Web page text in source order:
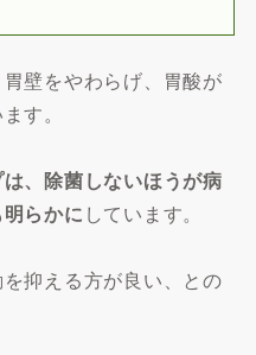
壁をやわらげ、胃酸が
す。
、除菌しないほうが病
らかに しています。
抑える方が良い、との